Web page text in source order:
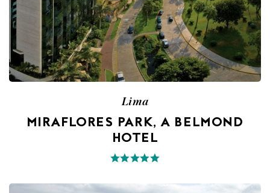
Lima
MIRAFLORES PARK, A BELMOND
HOTEL